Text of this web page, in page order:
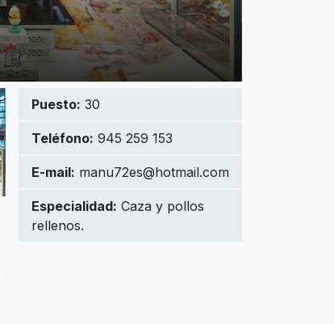
Puesto: 30
Teléfono: 945 259 153
E-mail: manu72es@hotmail.com
Especialidad: Caza y pollos
rellenos.